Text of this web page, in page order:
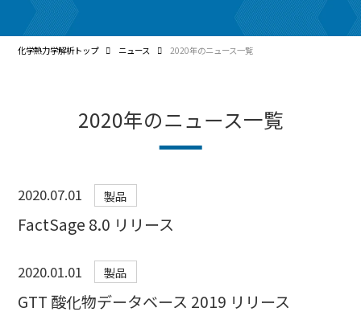
化学熱力学解析トップ ニュース 2020年のニュース一覧
2020年のニュース一覧
2020.07.01 製品
FactSage 8.0 リリース
2020.01.01 製品
GTT 酸化物データベース 2019 リリース